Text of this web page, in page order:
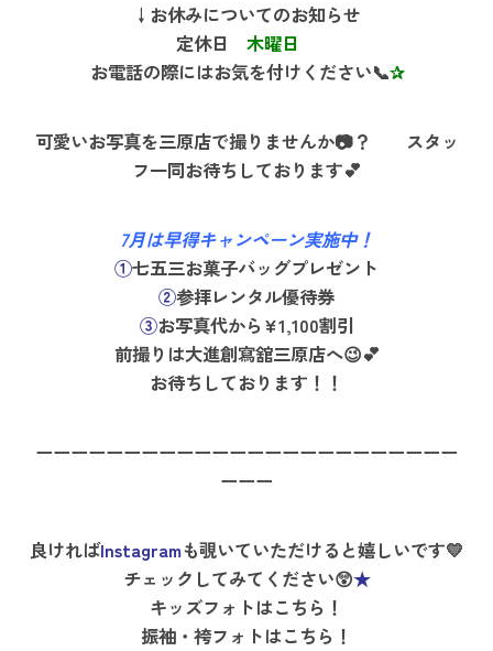
↓お休みについてのお知らせ
定休日 木曜日
お電話の際にはお気を付けください📞✰
可愛いお写真を三原店で撮りませんか📷？ スタッ
フ一同お待ちしております💕
7月は早得キャンペーン実施中！
①七五三お菓子バッグプレゼント
②参拝レンタル優待券
③お写真代から¥1,100割引
前撮りは大進創寫舘三原店へ😉💕
お待ちしております！！
ーーーーーーーーーーーーーーーーーーーーーーーー
ーーー
良ければInstagramも覗いていただけると嬉しいです💛
チェックしてみてください😲★
キッズフォトはこちら！
振袖・袴フォトはこちら！